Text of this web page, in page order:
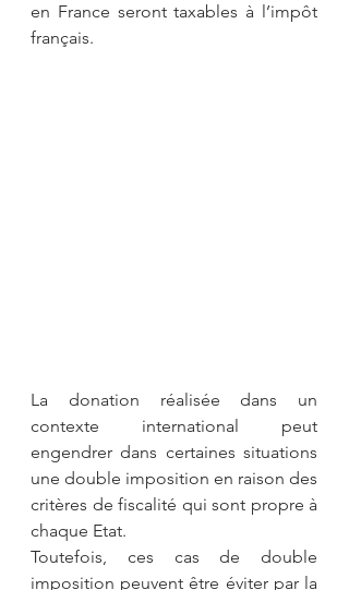
en France seront taxables à l’impôt
français.
La donation réalisée dans un
contexte international peut
engendrer dans certaines situations
une double imposition en raison des
critères de fiscalité qui sont propre à
chaque Etat.
Toutefois, ces cas de double
imposition peuvent être éviter par la